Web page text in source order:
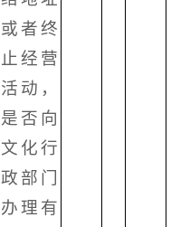
或者终
止经营
活动，
是否向
文化行
政部门
办理有